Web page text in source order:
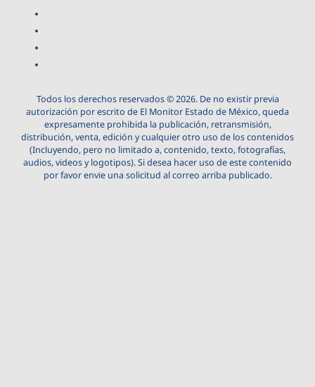
Todos los derechos reservados © 2026. De no existir previa
autorización por escrito de El Monitor Estado de México, queda
expresamente prohibida la publicación, retransmisión,
distribución, venta, edición y cualquier otro uso de los contenidos
(Incluyendo, pero no limitado a, contenido, texto, fotografías,
audios, videos y logotipos). Si desea hacer uso de este contenido
por favor envie una solicitud al correo arriba publicado.